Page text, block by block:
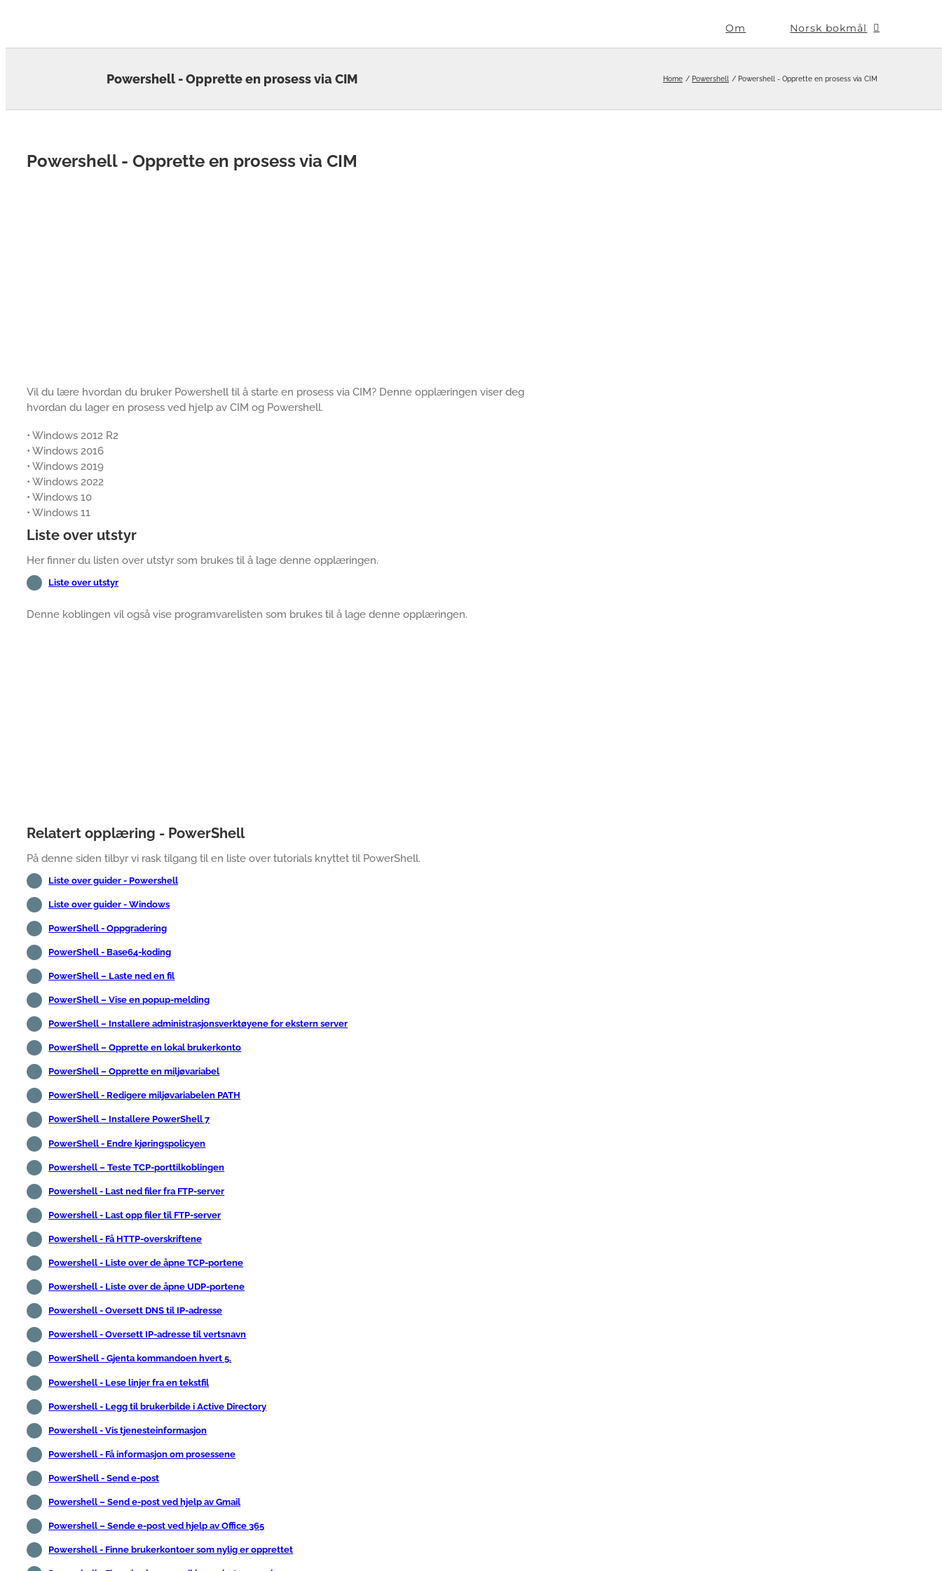
Om Norsk bokmål
Powershell - Opprette en prosess via CIM Home Powershell Powershell - Opprette en prosess via CIM
Powershell - Opprette en prosess via CIM
Vil du lære hvordan du bruker Powershell til å starte en prosess via CIM? Denne opplæringen viser deg
hvordan du lager en prosess ved hjelp av CIM og Powershell.
• Windows 2012 R2
• Windows 2016
• Windows 2019
• Windows 2022
• Windows 10
• Windows 11
Liste over utstyr
Her finner du listen over utstyr som brukes til å lage denne opplæringen.
Liste over utstyr
Denne koblingen vil også vise programvarelisten som brukes til å lage denne opplæringen.
Relatert opplæring - PowerShell
På denne siden tilbyr vi rask tilgang til en liste over tutorials knyttet til PowerShell.
Liste over guider - Powershell
Liste over guider - Windows
PowerShell - Oppgradering
PowerShell - Base64-koding
PowerShell – Laste ned en fil
PowerShell – Vise en popup-melding
PowerShell – Installere administrasjonsverktøyene for ekstern server
PowerShell – Opprette en lokal brukerkonto
PowerShell – Opprette en miljøvariabel
PowerShell - Redigere miljøvariabelen PATH
PowerShell – Installere PowerShell 7
PowerShell - Endre kjøringspolicyen
Powershell – Teste TCP-porttilkoblingen
Powershell - Last ned filer fra FTP-server
Powershell - Last opp filer til FTP-server
Powershell - Få HTTP-overskriftene
Powershell - Liste over de åpne TCP-portene
Powershell - Liste over de åpne UDP-portene
Powershell - Oversett DNS til IP-adresse
Powershell - Oversett IP-adresse til vertsnavn
PowerShell - Gjenta kommandoen hvert 5.
Powershell - Lese linjer fra en tekstfil
Powershell - Legg til brukerbilde i Active Directory
Powershell - Vis tjenesteinformasjon
Powershell - Få informasjon om prosessene
PowerShell - Send e-post
Powershell – Send e-post ved hjelp av Gmail
Powershell – Sende e-post ved hjelp av Office 365
Powershell - Finne brukerkontoer som nylig er opprettet